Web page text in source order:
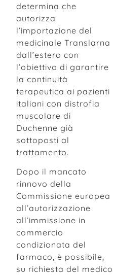
determina che
autorizza
l’importazione del
medicinale Translarna
dall’estero con
l’obiettivo di garantire
la continuità
terapeutica ai pazienti
italiani con distrofia
muscolare di
Duchenne già
sottoposti al
trattamento.
Dopo il mancato
rinnovo della
Commissione europea
all’autorizzazione
all’immissione in
commercio
condizionata del
farmaco, è possibile,
su richiesta del medico